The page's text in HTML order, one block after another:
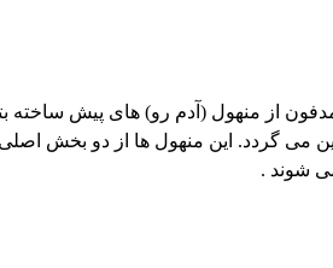
از منهول (آدم رو) های پیش ساخته
می گردد. این منهول ها از دو بخش
شوند .